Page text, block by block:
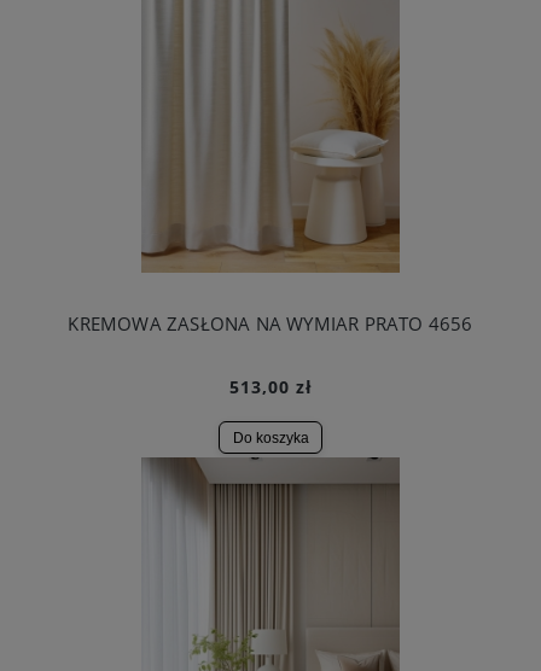
KREMOWA ZASŁONA NA WYMIAR PRATO 4656
513,00 zł
Do koszyka